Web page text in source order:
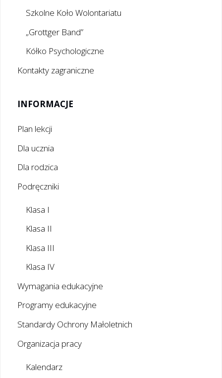
Szkolne Koło Wolontariatu
„Grottger Band”
Kółko Psychologiczne
Kontakty zagraniczne
INFORMACJE
Plan lekcji
Dla ucznia
Dla rodzica
Podręczniki
Klasa I
Klasa II
Klasa III
Klasa IV
Wymagania edukacyjne
Programy edukacyjne
Standardy Ochrony Małoletnich
Organizacja pracy
Kalendarz